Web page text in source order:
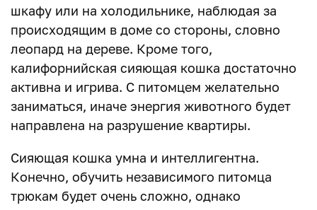
шкафу или на холодильнике, наблюдая за
происходящим в доме со стороны, словно
леопард на дереве. Кроме того,
калифорнийская сияющая кошка достаточно
активна и игрива. С питомцем желательно
заниматься, иначе энергия животного будет
направлена на разрушение квартиры.
Сияющая кошка умна и интеллигентна.
Конечно, обучить независимого питомца
трюкам будет очень сложно, однако